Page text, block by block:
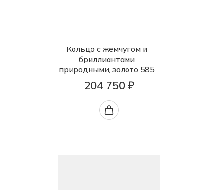
Кольцо с жемчугом и
бриллиантами
природными, золото 585
204 750 ₽